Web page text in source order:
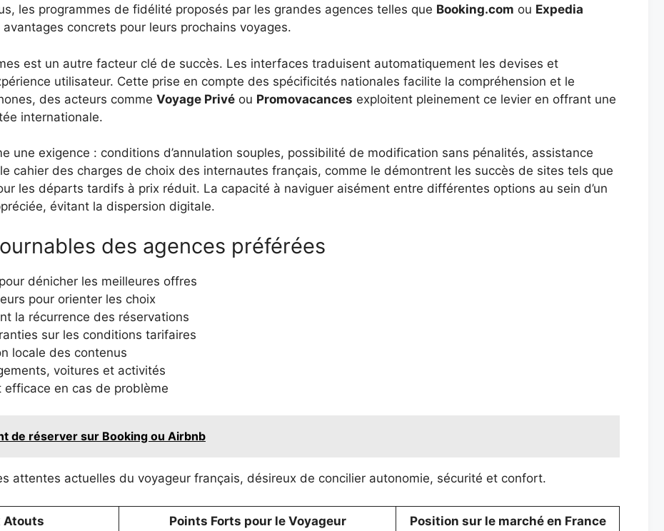
les programmes de fidélité proposés par les grandes agences telles que Booking.com ou Expedia
concrets pour leurs prochains voyages.
est un autre facteur clé de succès. Les interfaces traduisent automatiquement les devises et
utilisateur. Cette prise en compte des spécificités nationales facilite la compréhension et le
des acteurs comme Voyage Privé ou Promovacances exploitent pleinement ce levier en offrant une
internationale.
une exigence : conditions d’annulation souples, possibilité de modification sans pénalités, assistance
cahier des charges de choix des internautes français, comme le démontrent les succès de sites tels que
les départs tardifs à prix réduit. La capacité à naviguer aisément entre différentes options au sein d’un
évitant la dispersion digitale.
des agences préférées
pour dénicher les meilleures offres
pour orienter les choix
la récurrence des réservations
sur les conditions tarifaires
locale des contenus
voitures et activités
en cas de problème
de réserver sur Booking ou Airbnb
attentes actuelles du voyageur français, désireux de concilier autonomie, sécurité et confort.
Atouts Points Forts pour le Voyageur Position sur le marché en France